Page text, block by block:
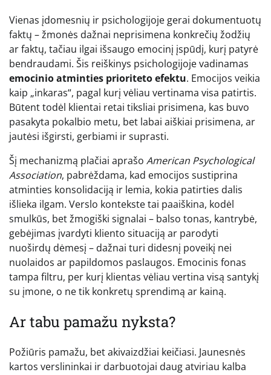
Vienas įdomesnių ir psichologijoje gerai dokumentuotų
faktų – žmonės dažnai neprisimena konkrečių žodžių
ar faktų, tačiau ilgai išsaugo emocinį įspūdį, kurį patyrė
bendraudami. Šis reiškinys psichologijoje vadinamas
emocinio atminties prioriteto efektu. Emocijos veikia
kaip „inkaras“, pagal kurį vėliau vertinama visa patirtis.
Būtent todėl klientai retai tiksliai prisimena, kas buvo
pasakyta pokalbio metu, bet labai aiškiai prisimena, ar
jautėsi išgirsti, gerbiami ir suprasti.
Šį mechanizmą plačiai aprašo American Psychological
Association, pabrėždama, kad emocijos sustiprina
atminties konsolidaciją ir lemia, kokia patirties dalis
išlieka ilgam. Verslo kontekste tai paaiškina, kodėl
smulkūs, bet žmogiški signalai – balso tonas, kantrybė,
gebėjimas įvardyti kliento situaciją ar parodyti
nuoširdų dėmesį – dažnai turi didesnį poveikį nei
nuolaidos ar papildomos paslaugos. Emocinis fonas
tampa filtru, per kurį klientas vėliau vertina visą santykį
su įmone, o ne tik konkretų sprendimą ar kainą.
Ar tabu pamažu nyksta?
Požiūris pamažu, bet akivaizdžiai keičiasi. Jaunesnės
kartos verslininkai ir darbuotojai daug atviriau kalba